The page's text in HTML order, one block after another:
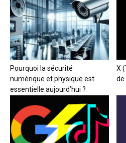
Pourquoi la sécurité
numérique et physique est
essentielle aujourd’hui ?
X
de